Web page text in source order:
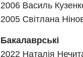
2006 Василь
2005 Світлана
Бакалаврські
2022 Наталія